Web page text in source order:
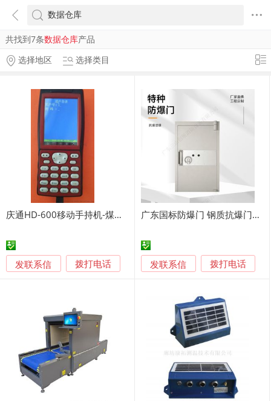
共找到7条数据仓库产品
选择地区
选择类目
庆通HD-600移动手持机-煤矿盘点手持式IC卡读写器厂家
发联系信 拨打电话
广东国标防爆门 钢质抗爆门厂家直供工程定制安装
发联系信 拨打电话